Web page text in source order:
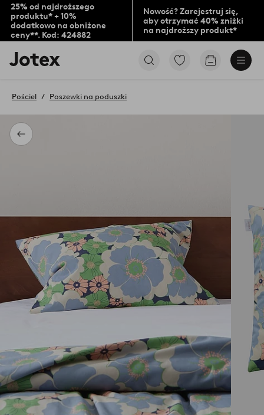
25% od najdroższego
produktu* + 10%
dodatkowo na obniżone
ceny**. Kod: 424882
Nowość? Zarejestruj się,
aby otrzymać 40% zniżki
na najdroższy produkt*
Logo
Jotex
na
stronę
PrzejdźPrzejdź
Powrót
Pościel Poszewki na poduszki